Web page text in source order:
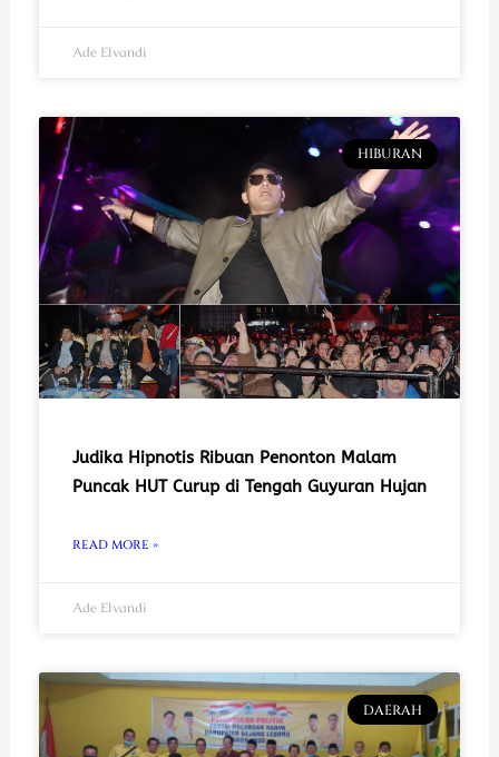
Ade Elvandi
HIBURAN
Judika Hipnotis Ribuan Penonton Malam
Puncak HUT Curup di Tengah Guyuran Hujan
READ MORE »
Ade Elvandi
DAERAH